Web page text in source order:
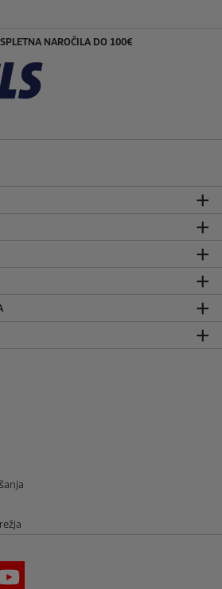
NAROČILA DO 100€